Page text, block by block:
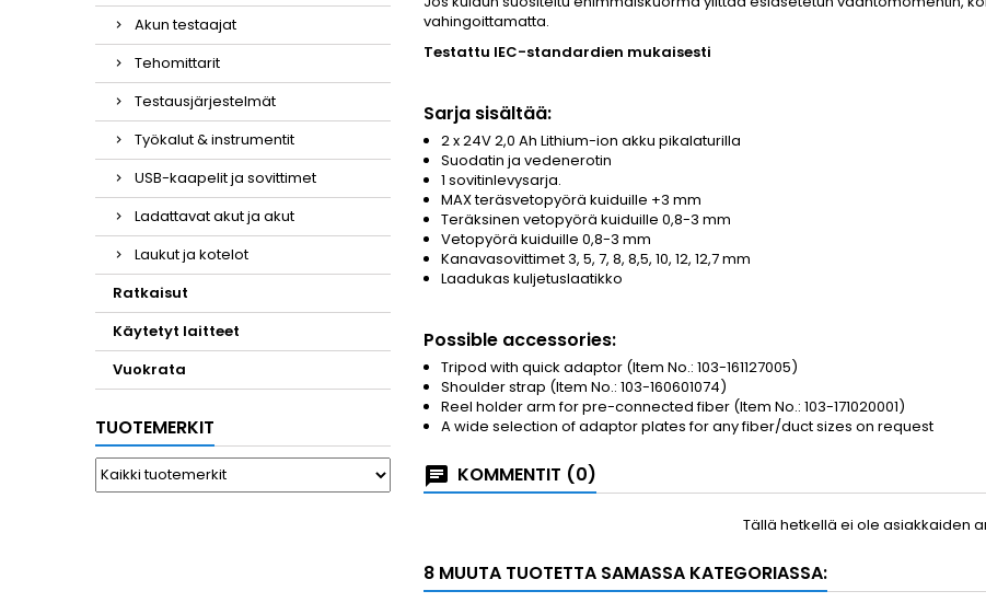
Akun testaajat
Tehomittarit
Testausjärjestelmät
Työkalut & instrumentit
USB-kaapelit ja sovittimet
Ladattavat akut ja akut
Laukut ja kotelot
Ratkaisut
Käytetyt laitteet
Vuokrata
TUOTEMERKIT
vahingoittamatta.
Testattu IEC-standardien mukaisesti
Sarja sisältää:
2 x 24V 2,0 Ah Lithium-ion akku pikalaturilla
Suodatin ja vedenerotin
1 sovitinlevysarja.
MAX teräsvetopyörä kuiduille +3 mm
Teräksinen vetopyörä kuiduille 0,8-3 mm
Vetopyörä kuiduille 0,8-3 mm
Kanavasovittimet 3, 5, 7, 8, 8,5, 10, 12, 12,7 mm
Laadukas kuljetuslaatikko
Possible accessories:
Tripod with quick adaptor (Item No.: 103-161127005)
Shoulder strap (Item No.: 103-160601074)
Reel holder arm for pre-connected fiber (Item No.: 103-171020001)
A wide selection of adaptor plates for any fiber/duct sizes on request
KOMMENTIT (0)
Tällä hetkellä ei ole asiakkaiden
8 MUUTA TUOTETTA SAMASSA KATEGORIASSA: